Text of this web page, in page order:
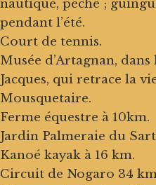
nautique, pèche ;
pendant l’été.
Court de tennis.
Musée d’Artagnan,
Jacques, qui retrace la
Mousquetaire.
Ferme équestre à 10km.
Jardin Palmeraie du
Kanoé kayak à 16 km.
Circuit de Nogaro 34